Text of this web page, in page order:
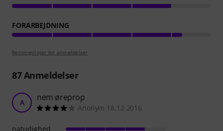
FORARBEJDNING
Retningslinjer for anmeldelser
87Anmeldelser
A nem øreprop
Anonym 18.12.2016
naturlighed